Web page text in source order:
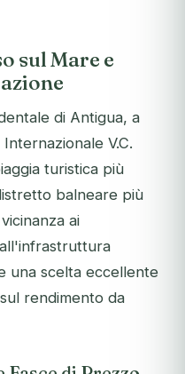
sul Mare e
di Antigua, a
V.C.
turistica più
balneare più
ai
una scelta eccellente
rendimento da